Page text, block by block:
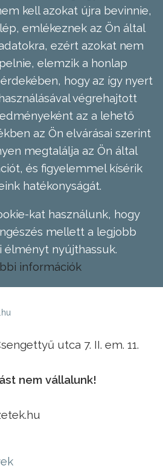
kell azokat újra bevinnie,
emlékeznek az Ön által
ezért azokat nem
elemzik a honlap
hogy az így nyert
végrehajtott
az a lehető
az Ön elvárásai szerint
megtalálja az Ön által
és figyelemmel kísérik
hatékonyságát.
kat használunk, hogy
mellett a legjobb
élményt nyújthassuk.
információk
utca 7. II. em. 11.
nem vállalunk!